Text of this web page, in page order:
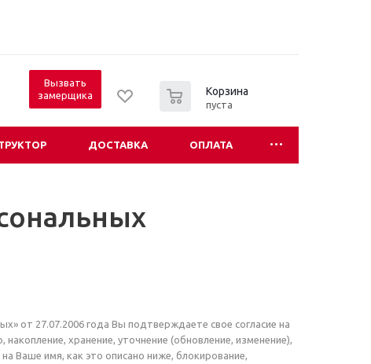
Вызвать
замерщика
Корзина
пуста
ДОСТАВКА ОПЛАТА
от 27.07.2006 года Вы подтверждаете свое согласие на
хранение, уточнение (обновление, изменение),
Ваше имя, как это описано ниже, блокирование,